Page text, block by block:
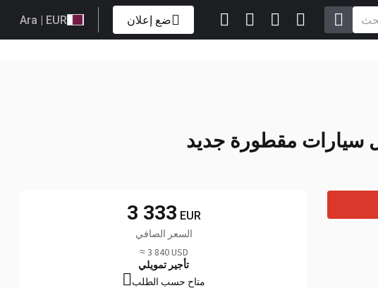
ضع إعلان Ara | EUR
3 333 EUR
السعر الصافي
≈ 3 840 USD
تأجير تمويلي
متاح حسب الطلب